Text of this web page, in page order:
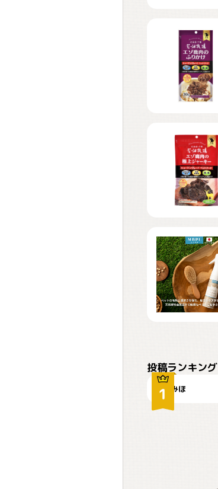
投稿ランキング
みほ